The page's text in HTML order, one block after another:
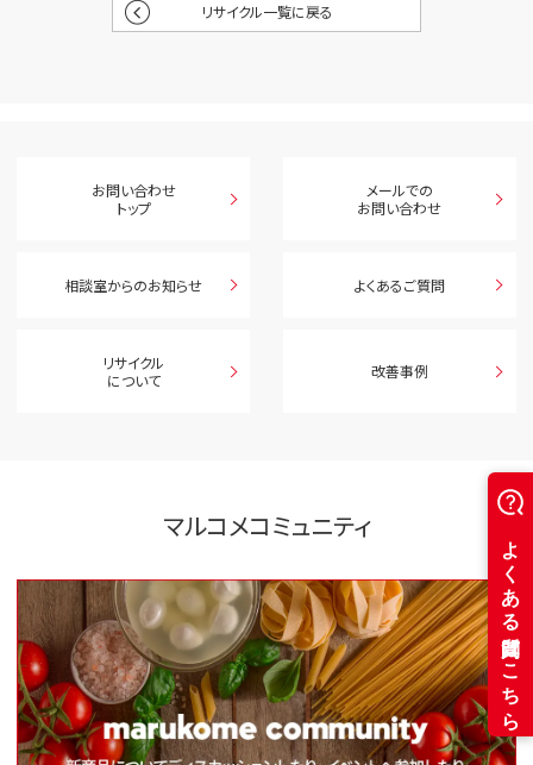
リサイクル一覧に戻る
お問い合わせ
トップ
メールでの
お問い合わせ
相談室からのお知らせ よくあるご質問
リサイクル
について
改善事例
マルコメコミュニティ